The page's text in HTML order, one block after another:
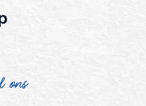
ons